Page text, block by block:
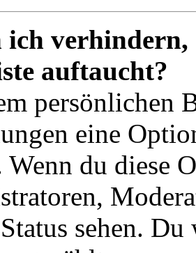
verhindern,
auftaucht?
persönlichen
eine
Wenn du diese
sehen.